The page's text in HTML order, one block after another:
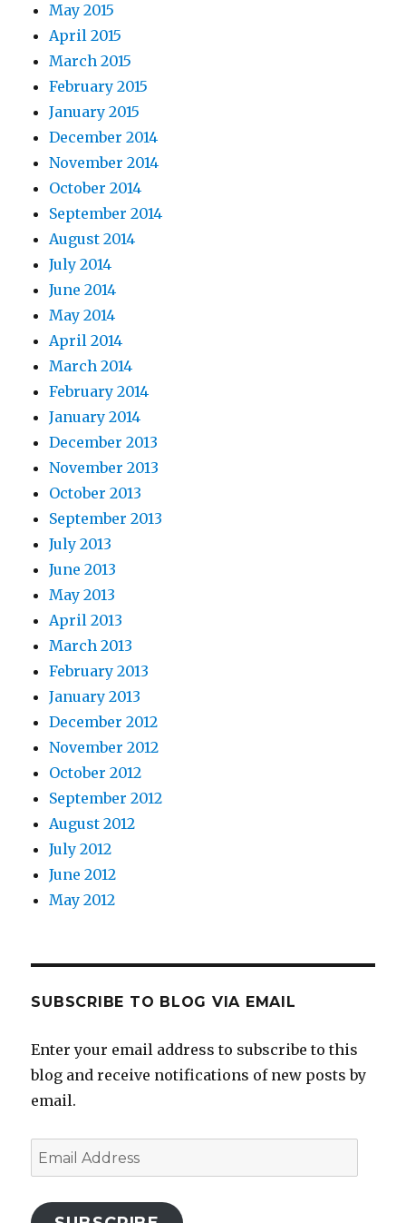
May 2015
April 2015
March 2015
February 2015
January 2015
December 2014
November 2014
October 2014
September 2014
August 2014
July 2014
June 2014
May 2014
April 2014
March 2014
February 2014
January 2014
December 2013
November 2013
October 2013
September 2013
July 2013
June 2013
May 2013
April 2013
March 2013
February 2013
January 2013
December 2012
November 2012
October 2012
September 2012
August 2012
July 2012
June 2012
May 2012
SUBSCRIBE TO BLOG VIA EMAIL
Enter your email address to subscribe to this
blog and receive notifications of new posts by
email.
Email
Address